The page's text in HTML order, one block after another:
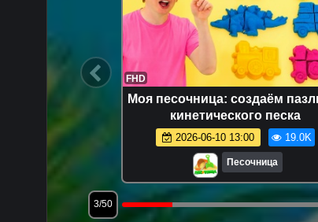
самых
FHD
Моя песочница: создаём
кинетического песка
2026-06-10 13:00 19.0K
Песочница
3/50